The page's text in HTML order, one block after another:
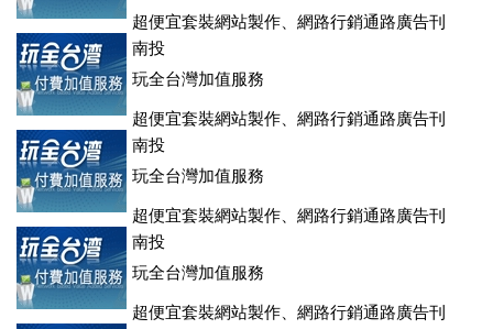
超便宜套裝網站製作、網路行銷通路廣告刊
登、訂房系統、客房委託旅行社銷售，全面優惠中....
南投
玩全台灣加值服務
超便宜套裝網站製作、網路行銷通路廣告刊
登、訂房系統、客房委託旅行社銷售，全面優惠中....
南投
玩全台灣加值服務
超便宜套裝網站製作、網路行銷通路廣告刊
登、訂房系統、客房委託旅行社銷售，全面優惠中....
南投
玩全台灣加值服務
超便宜套裝網站製作、網路行銷通路廣告刊